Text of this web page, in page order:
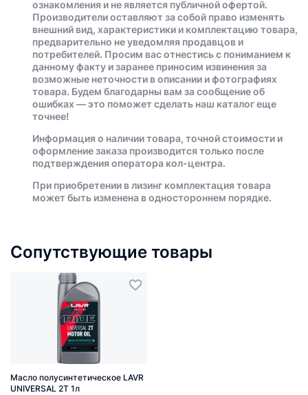
ознакомления и не является публичной офертой.
Производители оставляют за собой право изменять
внешний вид, характеристики и комплектацию товара,
предварительно не уведомляя продавцов и
потребителей. Просим вас отнестись с пониманием к
данному факту и заранее приносим извинения за
возможные неточности в описании и фотографиях
товара. Будем благодарны вам за сообщение об
ошибках — это поможет сделать наш каталог еще
точнее!
Информация о наличии товара, точной стоимости и
оформление заказа производится только после
подтверждения оператора кол-центра.
При приобретении в лизинг комплектация товара
может быть изменена в одностороннем порядке.
Сопутствующие товары
Масло полусинтетическое LAVR
UNIVERSAL 2T 1л